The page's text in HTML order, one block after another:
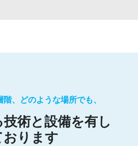
、どのような場所でも、
術と設備を有し
おります